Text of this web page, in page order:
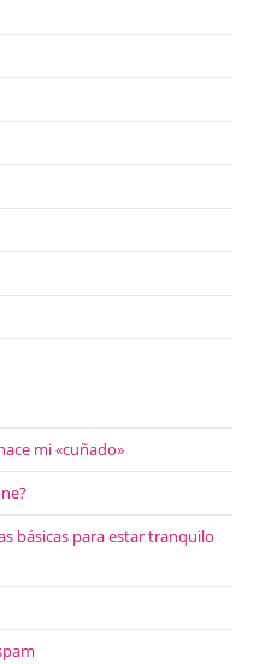
mi «cuñado»
básicas para estar tranquilo